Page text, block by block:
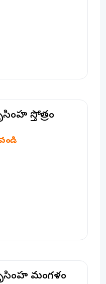
స్తోత్రం
స్తోత్రం
మంగళం
మంగళం